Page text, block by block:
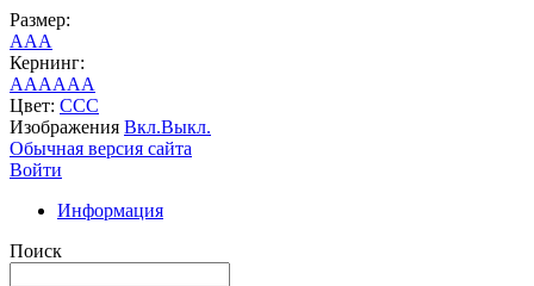
Размер:
AAA
Кернинг:
AAAAAA
Цвет: CCC
Изображения Вкл.Выкл.
Обычная версия сайта
Войти
Информация
Поиск